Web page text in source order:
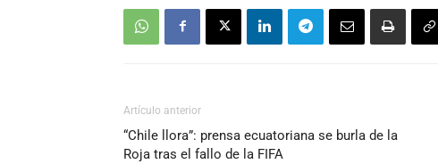
Artículo anterior
“Chile llora”: prensa ecuatoriana se burla de la
Roja tras el fallo de la FIFA